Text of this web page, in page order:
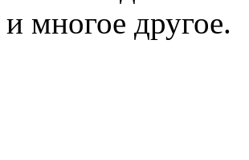
многое другое.